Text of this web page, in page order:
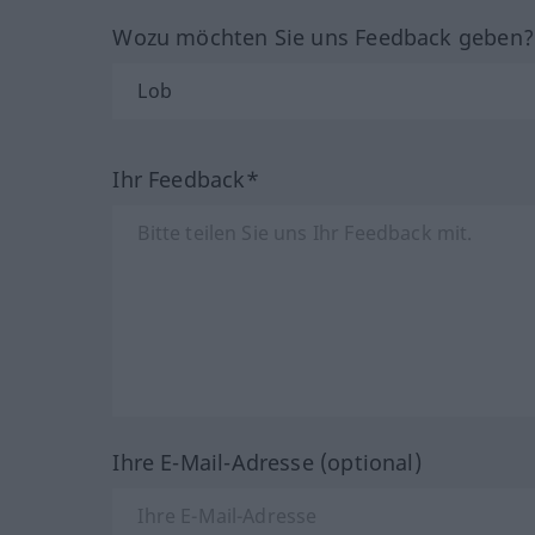
Wozu möchten Sie uns Feedback
Ihr Feedback*
Ihre E-Mail-Adresse (optional)